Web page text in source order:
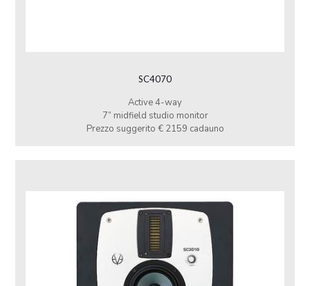
SC4070
Active 4-way
7” midfield studio monitor
Prezzo suggerito € 2159 cadauno